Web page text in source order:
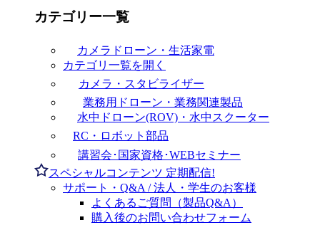
カテゴリー一覧
カメラドローン・生活家電
カテゴリ一覧を開く
カメラ・スタビライザー
業務用ドローン・業務関連製品
水中ドローン(ROV)・水中スクーター
RC・ロボット部品
講習会･国家資格･WEBセミナー
スペシャルコンテンツ 定期配信!
サポート・Q&A / 法人・学生のお客様
よくあるご質問（製品Q&A）
購入後のお問い合わせフォーム